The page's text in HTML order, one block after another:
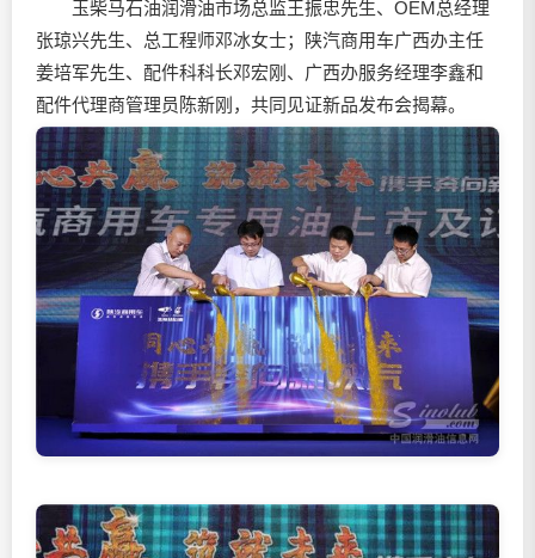
玉柴马石油润滑油市场总监王振忠先生、OEM总经理
张琼兴先生、总工程师邓冰女士；陕汽商用车广西办主任
姜培军先生、配件科科长邓宏刚、广西办服务经理李鑫和
配件代理商管理员陈新刚，共同见证新品发布会揭幕。